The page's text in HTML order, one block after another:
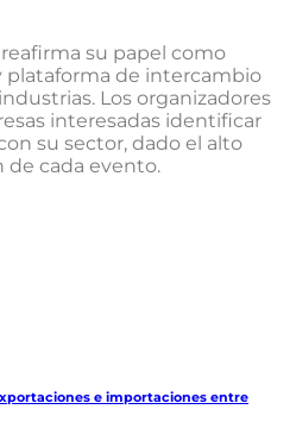
su papel como
plataforma de intercambio
Los organizadores
interesadas identificar
su sector, dado el alto
de cada evento.
e importaciones entre